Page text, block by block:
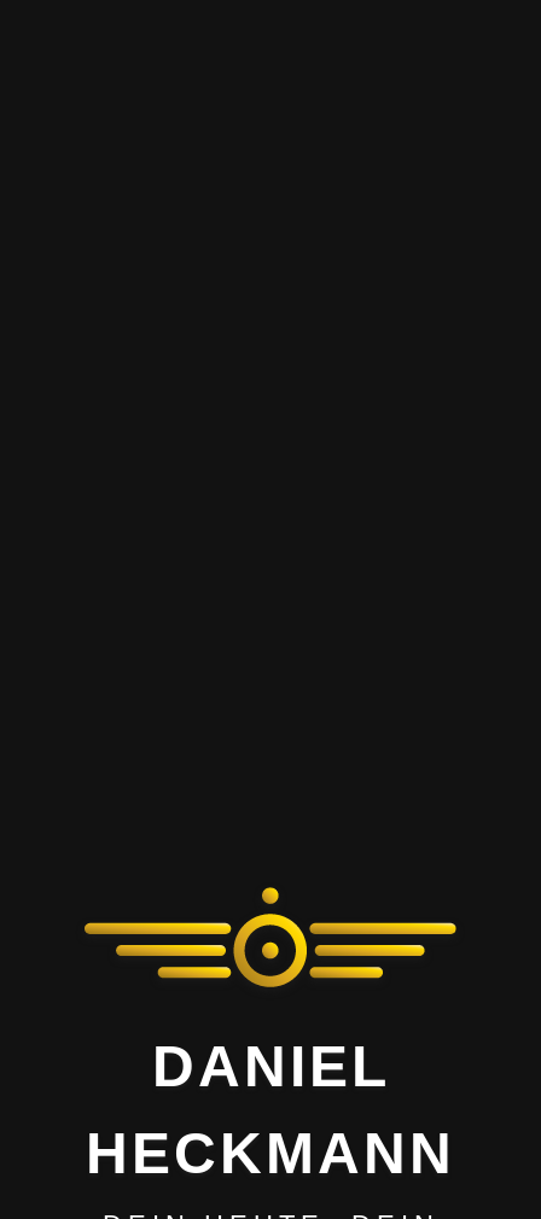
DANIEL
HECKMANN